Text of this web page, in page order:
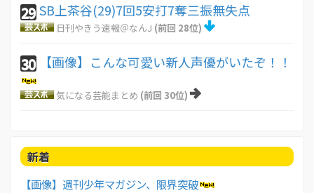
29SB上茶谷(29)7回5安打7奪三振無失点
日刊やきう速報＠なんJ (前回 28位)
30 【画像】こんな可愛い新人声優がいたぞ！！
気になる芸能まとめ (前回 30位)
新着
【画像】週刊少年マガジン、限界突破